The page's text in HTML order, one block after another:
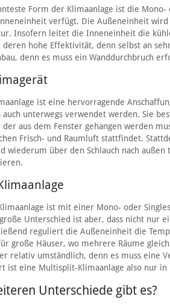
Form der Klimaanlage ist die
verfügt. Die Außeneinheit
Insofern leitet die Inneneinheit die
deren hohe Effektivität, denn selbst an
denn es muss ein Wanddurchbruch
ist eine hervorragende
auch unterwegs verwendet werden. Sie
der aus dem Fenster gehangen werden
Frisch- und Raumluft stattfindet.
wiederum über den Schlauch nach
ist mit einer Mono- oder
Unterschied ist aber, dass nicht nur
reguliert die Außeneinheit die
große Häuser, wo mehrere Räume
relativ umständlich, denn es muss eine
ist eine Multisplit-Klimaanlage also nur
Unterschiede gibt es?